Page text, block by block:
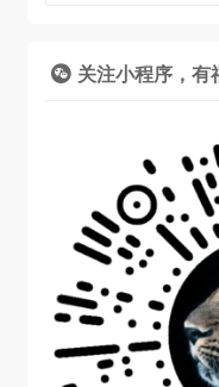
 关注小程序，有